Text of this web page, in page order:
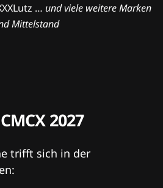
… und viele weitere Marken
Mittelstand
2027
trifft sich in der